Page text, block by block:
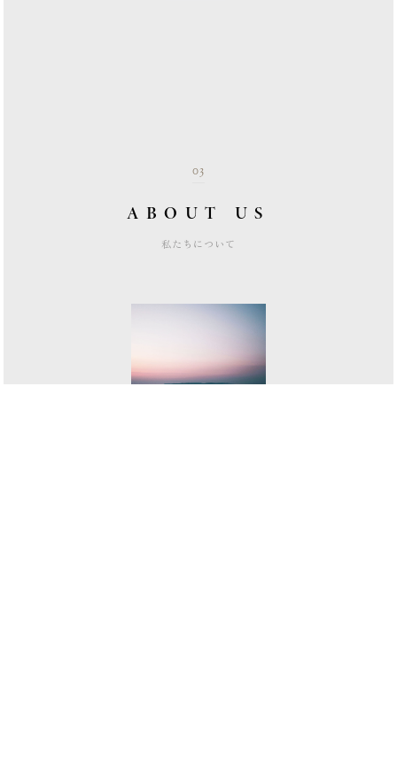
03
ABOUT US
私たちについて